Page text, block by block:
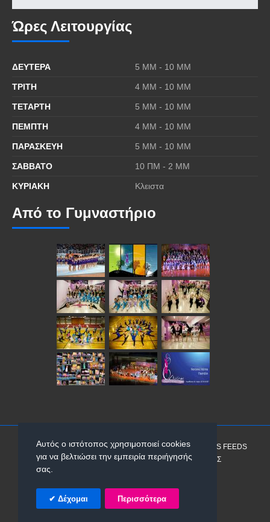
Ώρες Λειτουργίας
ΔΕΥΤΕΡΑ 5 MΜ - 10 ΜΜ
ΤΡΙΤΗ 4 MΜ - 10 ΜΜ
ΤΕΤΑΡΤΗ 5 MΜ - 10 ΜΜ
ΠΕΜΠΤΗ 4 MΜ - 10 ΜΜ
ΠΑΡΑΣΚΕΥΗ 5 MΜ - 10 ΜΜ
ΣΑΒΒΑΤΟ 10 ΠΜ - 2 ΜΜ
ΚΥΡΙΑΚΗ Κλειστα
Από το Γυμναστήριο
ΑΡΧΙΚΉ ABOUT SITEMAP ΧΆΡΤΗΣ
RSS FEEDS
ΑΝΑΖΉΤΗΣΗ
ΕΠΙΚΟΙΝΩΝΊΑ ΠΡΟΣΦΟΡΈΣ
Αυτός ο ιστότοπος χρησιμοποιεί cookies
για να βελτιώσει την εμπειρία περιήγησής
σας.
Δέχομαι Περισσότερα